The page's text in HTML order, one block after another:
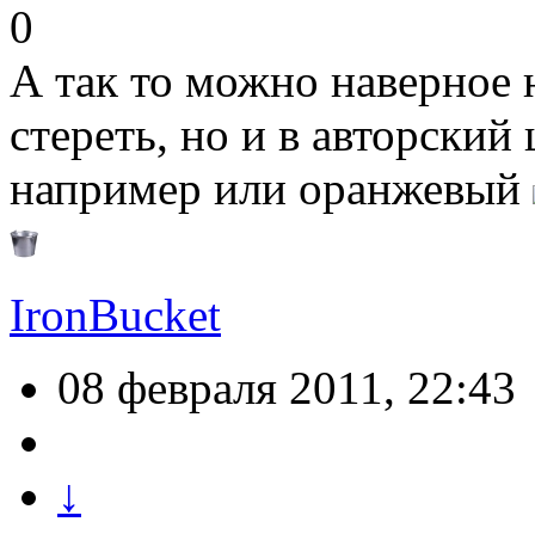
0
А так то можно наверное
стереть, но и в
например или оранжевый
IronBucket
08 февраля 2011, 22:43
↓